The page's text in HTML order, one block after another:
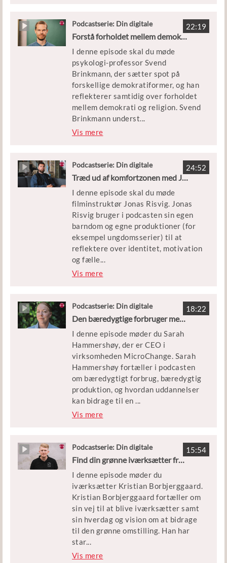
hvordan pædagogisk personale kan
arbejde med bæredygtighed i deres
unge.
Forløbet, som er knyttet til denne
podcast, er målrettet elever på eud
på grundforløb 2 og hovedforløbet
på uddannelsen til pædagogisk
assistent (PAU).
22:19
Podcastserie: Din digitale
gæstelærer
Forstå forholdet mellem demokrati og religion med Svend Brinkmann
I denne episode skal du møde
psykologi-professor Svend
Brinkmann, der sætter spot på
forskellige demokratiformer, og han
reflekterer samtidig over forholdet
mellem demokrati og religion. Svend
Brinkmann underst...
reger, at man som borger har et
videre, at vi skal leve sammen i et
demokrati, selv om vi har forskellige
Forløbet, som er knyttet til
podcasten, er målrettet
grundskoleelever i udskolingen.
Vis mere
24:52
Podcastserie: Din digitale
gæstelærer
Træd ud af komfortzonen med Jonas Risvig
I denne episode skal du møde
filminstruktør Jonas Risvig. Jonas
Risvig bruger i podcasten sin egen
barndom og egne produktioner (for
eksempel ungdomsserier) til at
reflektere over identitet, motivation
og fælle...
sskab. Han fortæller egne erfaringer
være en del af et fællesskab og om
at forfølge sine drømme.
Forløbet, som knytter sig til
podcasten, er målrettet elever i
8.-10. klasse.
Vis mere
18:22
Podcastserie: Din digitale
gæstelærer
Den bæredygtige forbruger med Sarah Hammershøy
I denne episode møder du Sarah
Hammershøy, der er CEO i
virksomheden MicroChange. Sarah
Hammershøy fortæller i podcasten
om bæredygtigt forbrug, bæredygtig
produktion, og hvordan uddannelser
kan bidrage til en ...
bæredygtig udvikling. Forløbet åbner
finder ud af, om virksomheder
producerer bæredygtigt. Sarah
Hammershøy kommer også ind på,
hvordan man kan arbejde med
markedsføring i relation til
bæredygtige valg hos forbrugerne.
Forløbet, som knytter sig til
podcasten, er målrettet elever på
grundforløb 1 og 2 på hovedområdet
’Handel, kontor og
Vis mere
15:54
Podcastserie: Din digitale
gæstelærer
Find din grønne iværksætter frem med Kristian Borbjerggaard
I denne episode møder du
iværksætter Kristian Borbjerggaard.
Kristian Borbjerggaard fortæller om
sin vej til at blive iværksætter samt
sin hverdag og vision om at bidrage
til den grønne omstilling. Han har
star...
tet virksomheden Venø Seafood, og
Vis mere